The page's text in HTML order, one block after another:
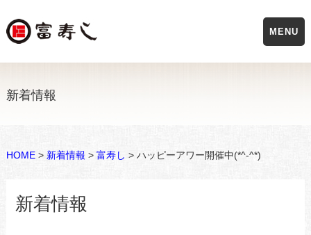
新着情報
HOME> 新着情報 > 富寿し > ハッピーアワー開催中(*^-^*)
新着情報
MENU